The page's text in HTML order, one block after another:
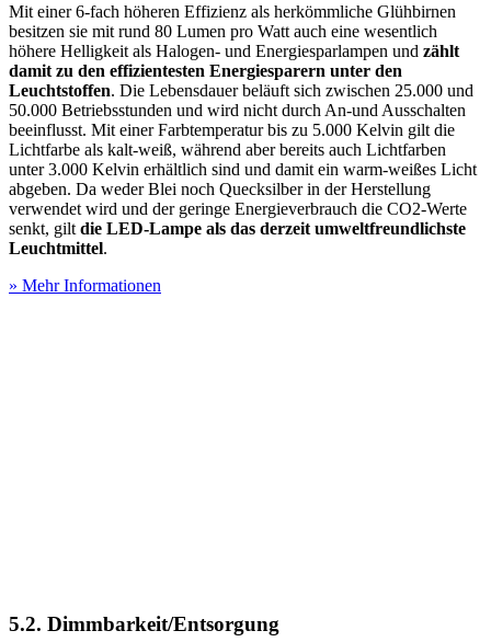
Mit einer 6-fach höheren Effizienz als herkömmliche Glühbirnen
besitzen sie mit rund 80 Lumen pro Watt auch eine wesentlich
höhere Helligkeit als Halogen- und Energiesparlampen und zählt
damit zu den effizientesten Energiesparern unter den
Leuchtstoffen. Die Lebensdauer beläuft sich zwischen 25.000 und
50.000 Betriebsstunden und wird nicht durch An-und Ausschalten
beeinflusst. Mit einer Farbtemperatur bis zu 5.000 Kelvin gilt die
Lichtfarbe als kalt-weiß, während aber bereits auch Lichtfarben
unter 3.000 Kelvin erhältlich sind und damit ein warm-weißes Licht
abgeben. Da weder Blei noch Quecksilber in der Herstellung
verwendet wird und der geringe Energieverbrauch die CO2-Werte
senkt, gilt die LED-Lampe als das derzeit umweltfreundlichste
Leuchtmittel.
» Mehr Informationen
5.2. Dimmbarkeit/Entsorgung